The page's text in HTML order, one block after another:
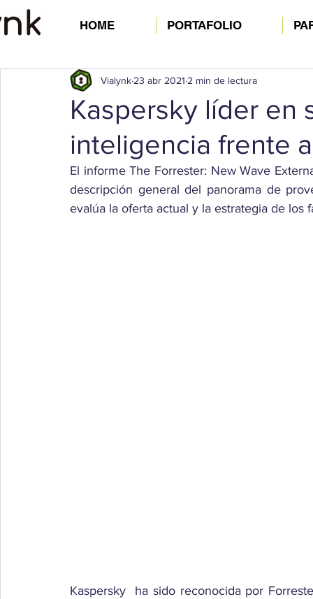
HOME PORTAFOLIO
Kaspersky líder en
inteligencia frente
Vialynk 23 abr 2021 2 min de lectura
El informe The Forrester: New Wave
descripción general del panorama de
evalúa la oferta actual y la estrategia de los
Kaspersky  ha sido reconocida por